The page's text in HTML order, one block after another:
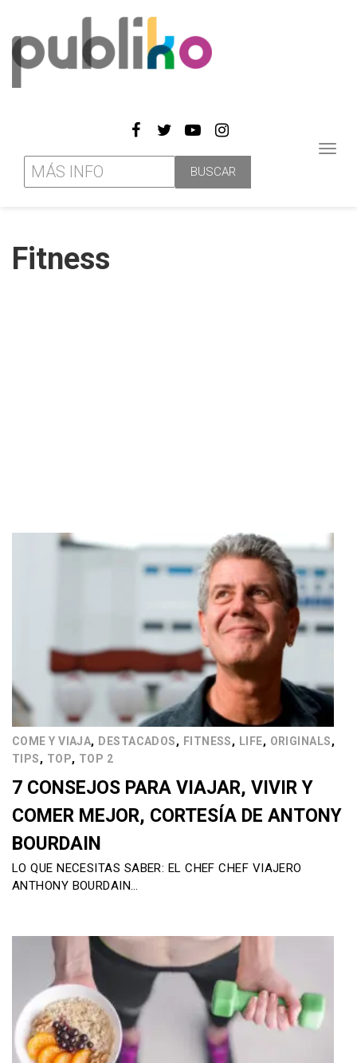
Fitness
COME Y VIAJA, DESTACADOS, FITNESS, LIFE, ORIGINALS,
TIPS, TOP, TOP 2
7 CONSEJOS PARA VIAJAR, VIVIR Y
COMER MEJOR, CORTESÍA DE ANTONY
BOURDAIN
LO QUE NECESITAS SABER: EL CHEF CHEF VIAJERO
ANTHONY BOURDAIN…